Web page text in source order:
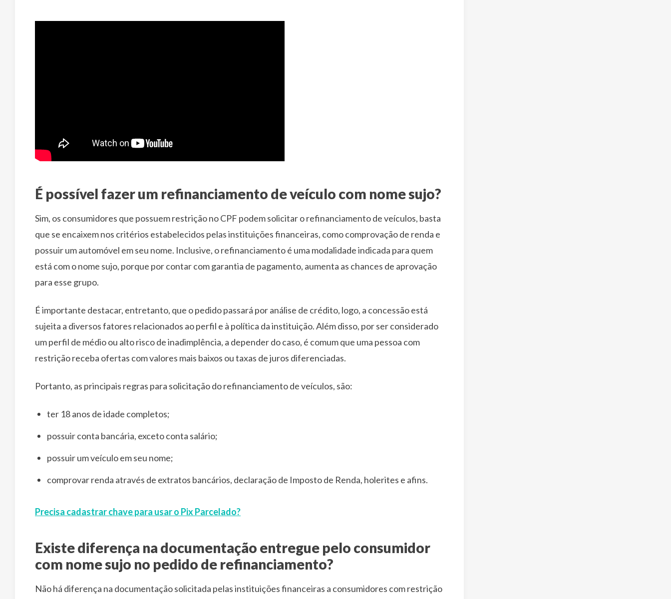
É possível fazer um refinanciamento de veículo com nome sujo?
Sim, os consumidores que possuem restrição no CPF podem solicitar o refinanciamento de veículos, basta
que se encaixem nos critérios estabelecidos pelas instituições financeiras, como comprovação de renda e
possuir um automóvel em seu nome. Inclusive, o refinanciamento é uma modalidade indicada para quem
está com o nome sujo, porque por contar com garantia de pagamento, aumenta as chances de aprovação
para esse grupo.
É importante destacar, entretanto, que o pedido passará por análise de crédito, logo, a concessão está
sujeita a diversos fatores relacionados ao perfil e à política da instituição. Além disso, por ser considerado
um perfil de médio ou alto risco de inadimplência, a depender do caso, é comum que uma pessoa com
restrição receba ofertas com valores mais baixos ou taxas de juros diferenciadas.
Portanto, as principais regras para solicitação do refinanciamento de veículos, são:
ter 18 anos de idade completos;
possuir conta bancária, exceto conta salário;
possuir um veículo em seu nome;
comprovar renda através de extratos bancários, declaração de Imposto de Renda, holerites e afins.
Precisa cadastrar chave para usar o Pix Parcelado?
Existe diferença na documentação entregue pelo consumidor
com nome sujo no pedido de refinanciamento?
Não há diferença na documentação solicitada pelas instituições financeiras a consumidores com restrição